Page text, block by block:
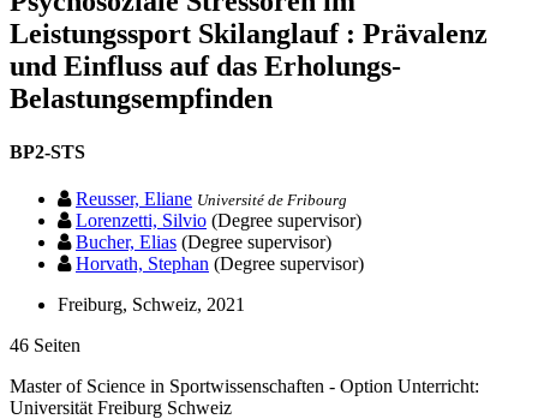
Leistungssport Skilanglauf : Prävalenz
und Einfluss auf das Erholungs-
Belastungsempfinden
BP2-STS
Reusser, Eliane Université de Fribourg
Lorenzetti, Silvio (Degree supervisor)
Bucher, Elias (Degree supervisor)
Horvath, Stephan (Degree supervisor)
Freiburg, Schweiz, 2021
46 Seiten
Master of Science in Sportwissenschaften - Option Unterricht:
Universität Freiburg Schweiz